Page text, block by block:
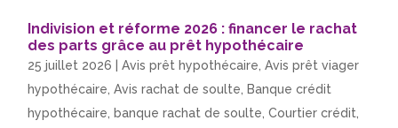
Indivision et réforme 2026 : financer le rachat
des parts grâce au prêt hypothécaire
25 juillet 2026 |Avis prêt hypothécaire ,Avis prêt viager
hypothécaire ,Avis rachat de soulte ,Banque crédit
hypothécaire ,banque rachat de soulte ,Courtier crédit